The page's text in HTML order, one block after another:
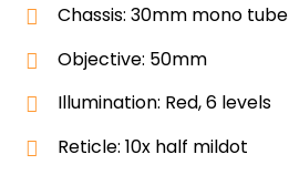
Chassis: 30mm mono tube
Objective: 50mm
Illumination: Red, 6 levels
Reticle: 10x half mildot